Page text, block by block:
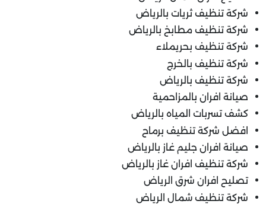
شركة تنظيف ثريات بالرياض
شركة تنظيف مطابخ بالرياض
شركة تنظيف بحريملاء
شركة تنظيف بالخرج
شركة تنظيف بالرياض
صيانة افران بالمزاحمية
كشف تسربات المياه بالرياض
افضل شركة تنظيف برماح
صيانة افران جليم غاز بالرياض
شركة تنظيف افران غاز بالرياض
تصليح افران شرق الرياض
شركة تنظيف شمال الرياض